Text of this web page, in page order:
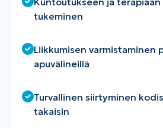
tukeminen
Liikkumisen varmistaminen
apuvälineillä
Turvallinen siirtyminen
takaisin